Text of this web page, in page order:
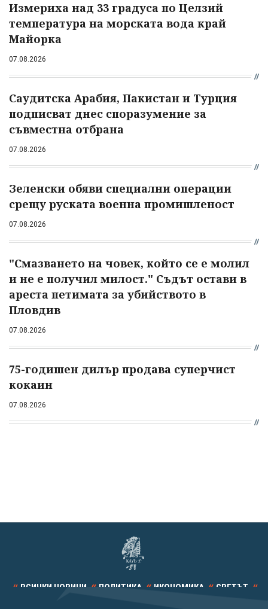
Измериха над 33 градуса по Целзий
температура на морската вода край
Майорка
07.08.2026
Саудитска Арабия, Пакистан и Турция
подписват днес споразумение за
съвместна отбрана
07.08.2026
Зеленски обяви специални операции
срещу руската военна промишленост
07.08.2026
"Смазването на човек, който се е молил
и не е получил милост." Съдът остави в
ареста петимата за убийството в
Пловдив
07.08.2026
75-годишен дилър продава суперчист
кокаин
07.08.2026
ВСИЧКИ НОВИНИ ПОЛИТИКА ИКОНОМИКА СВЕТЪТ